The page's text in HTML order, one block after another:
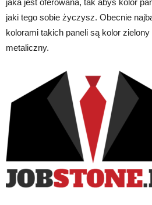
jaka jest oferowana, tak abyś kolor
jaki tego sobie życzysz. Obecnie
kolorami takich paneli są kolor
metaliczny.